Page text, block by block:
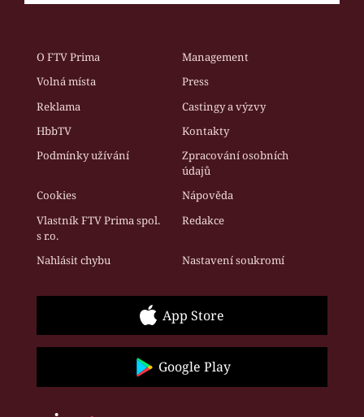
O FTV Prima
Management
Volná místa
Press
Reklama
Castingy a výzvy
HbbTV
Kontakty
Podmínky užívání
Zpracování osobních
údajů
Cookies
Nápověda
Vlastník FTV Prima spol.
s r.o.
Redakce
Nahlásit chybu Nastavení soukromí
App Store
Google Play